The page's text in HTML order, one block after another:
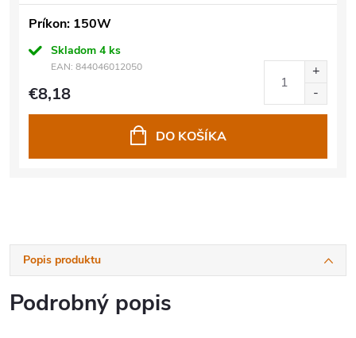
Príkon: 150W
Skladom 4 ks
EAN: 844046012050
€8,18
DO KOŠÍKA
Popis produktu
Podrobný popis